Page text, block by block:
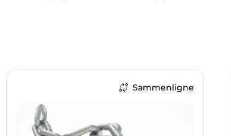
Sammenligne